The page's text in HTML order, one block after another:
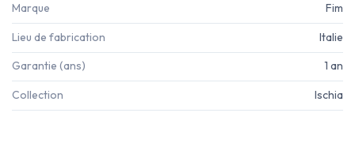
Marque Fim
Lieu de fabrication Italie
Garantie (ans) 1 an
Collection Ischia